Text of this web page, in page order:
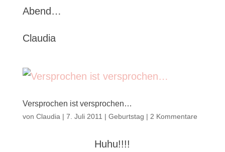
Abend…
Claudia
Versprochen ist versprochen…
von Claudia | 7. Juli 2011 | Geburtstag | 2 Kommentare
Huhu!!!!